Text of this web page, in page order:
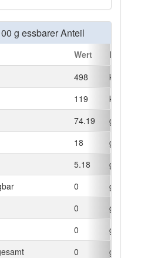
g essbarer Anteil
Wert
Einheit
498
kJ
119
kcal
74.19
g
18
g
5.18
g
0
g
0
g
0
g
0
g